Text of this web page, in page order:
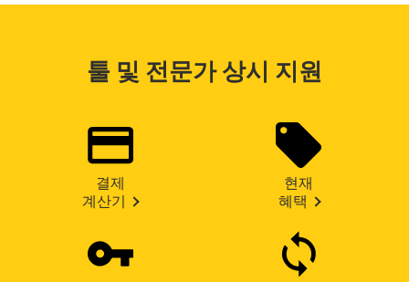
툴 및 전문가 상시 지원
결제
계산기
현재
혜택